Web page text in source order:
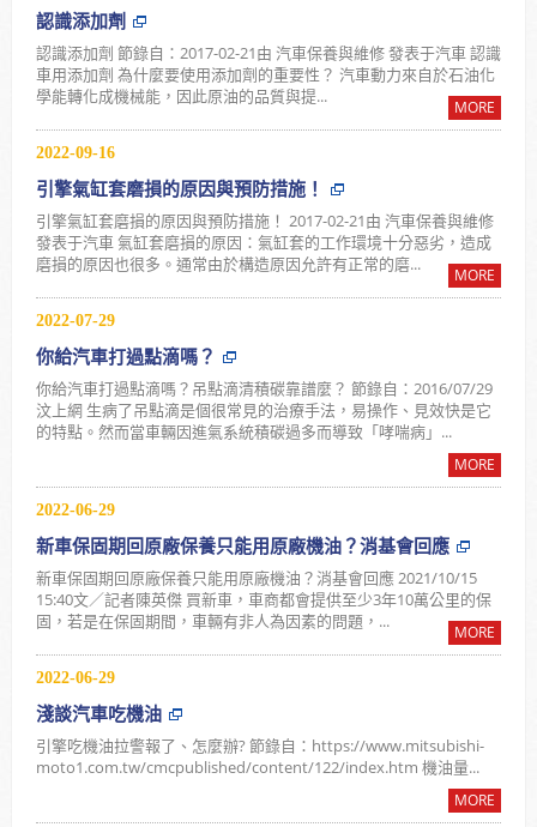
認識添加劑
認識添加劑 節錄自：2017-02-21由 汽車保養與維修 發表于汽車 認識
車用添加劑 為什麼要使用添加劑的重要性？ 汽車動力來自於石油化
學能轉化成機械能，因此原油的品質與提...
MORE
2022-09-16
引擎氣缸套磨損的原因與預防措施！
引擎氣缸套磨損的原因與預防措施！ 2017-02-21由 汽車保養與維修
發表于汽車 氣缸套磨損的原因：氣缸套的工作環境十分惡劣，造成
磨損的原因也很多。通常由於構造原因允許有正常的磨...
MORE
2022-07-29
你給汽車打過點滴嗎？
你給汽車打過點滴嗎？吊點滴清積碳靠譜麼？ 節錄自：2016/07/29
汶上網 生病了吊點滴是個很常見的治療手法，易操作、見效快是它
的特點。然而當車輛因進氣系統積碳過多而導致「哮喘病」...
MORE
2022-06-29
新車保固期回原廠保養只能用原廠機油？消基會回應
新車保固期回原廠保養只能用原廠機油？消基會回應 2021/10/15
15:40文／記者陳英傑 買新車，車商都會提供至少3年10萬公里的保
固，若是在保固期間，車輛有非人為因素的問題，...
MORE
2022-06-29
淺談汽車吃機油
引擎吃機油拉警報了、怎麼辦? 節錄自：https://www.mitsubishi-
moto1.com.tw/cmcpublished/content/122/index.htm 機油量...
MORE